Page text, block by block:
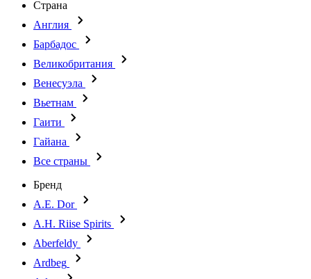
Страна
Англия
Барбадос
Великобритания
Венесуэла
Вьетнам
Гаити
Гайана
Все страны
Бренд
A.E. Dor
A.H. Riise Spirits
Aberfeldy
Ardbeg